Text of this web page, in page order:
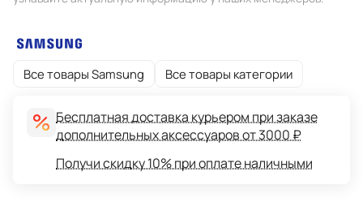
Все товары Samsung Все товары категории
Бесплатная доставка курьером при заказе
дополнительных аксессуаров от 3000 ₽
Получи скидку 10% при оплате наличными